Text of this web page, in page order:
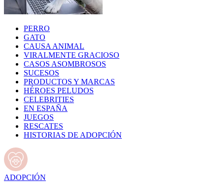
PERRO
GATO
CAUSA ANIMAL
VIRALMENTE GRACIOSO
CASOS ASOMBROSOS
SUCESOS
PRODUCTOS Y MARCAS
HÉROES PELUDOS
CELEBRITIES
EN ESPAÑA
JUEGOS
RESCATES
HISTORIAS DE ADOPCIÓN
ADOPCIÓN